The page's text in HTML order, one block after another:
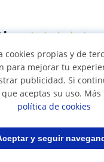
★★★★★
opiniones de
- 2026
Profesores
cookies propias y de
para mejorar tu
publicidad. Si
aceptas su uso.
política de cookies
y seguir